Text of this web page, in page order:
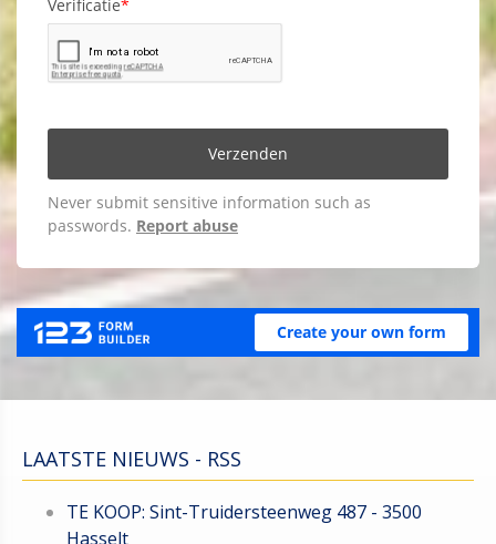
LAATSTE NIEUWS - RSS
TE KOOP: Sint-Truidersteenweg 487 - 3500
Hasselt